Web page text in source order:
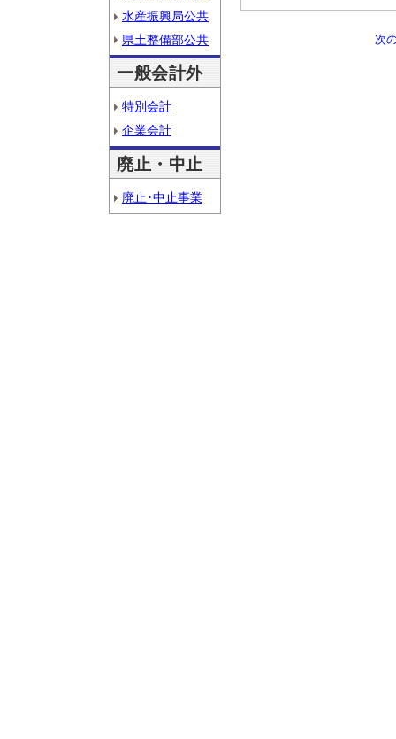
水産振興局公共
県土整備部公共
一般会計外
特別会計
企業会計
廃止・中止
廃止･中止事業
次